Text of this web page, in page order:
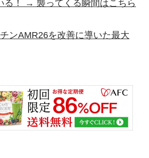
る！ → 襲ってくる瞬間はこちら
ンAMR26を改善に導いた最大
ア 水着Ver.」フィギュア【出
ントダウンが開始他